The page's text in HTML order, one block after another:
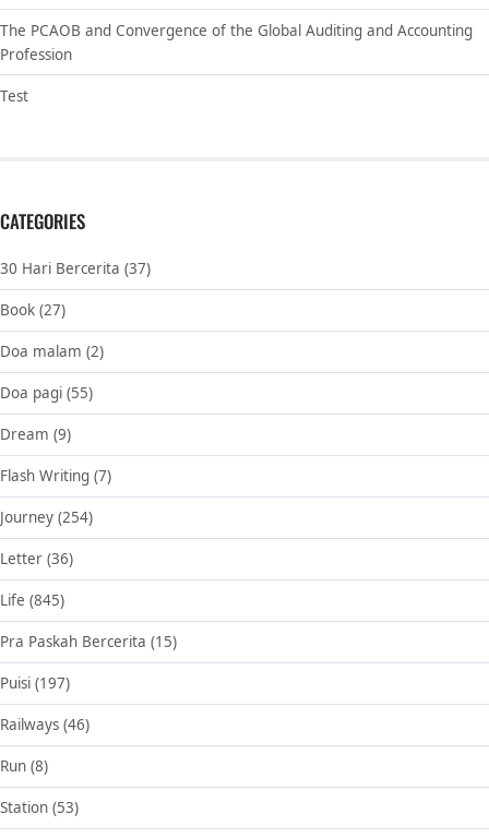
The PCAOB and Convergence of the Global Auditing and Accounting
Profession
Test
CATEGORIES
30 Hari Bercerita (37)
Book (27)
Doa malam (2)
Doa pagi (55)
Dream (9)
Flash Writing (7)
Journey (254)
Letter (36)
Life (845)
Pra Paskah Bercerita (15)
Puisi (197)
Railways (46)
Run (8)
Station (53)